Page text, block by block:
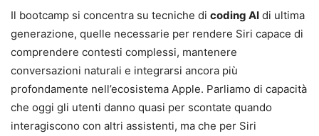
Il bootcamp si concentra su tecniche di coding AI di ultima
generazione, quelle necessarie per rendere Siri capace di
comprendere contesti complessi, mantenere
conversazioni naturali e integrarsi ancora più
profondamente nell’ecosistema Apple. Parliamo di capacità
che oggi gli utenti danno quasi per scontate quando
interagiscono con altri assistenti, ma che per Siri